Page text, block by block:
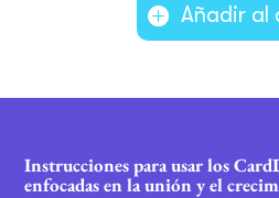
Añadir al
Instrucciones para usar los
enfocadas en la unión y el